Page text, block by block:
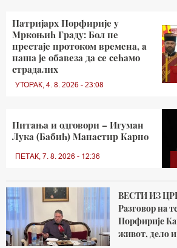
Патријарх Порфирије у
Мркоњић Граду: Бол не
престаје протоком времена, а
наша је обавеза да се сећамо
страдалих
УТОРАК, 4. 8. 2026 - 23:08
Питања и одговори – Игуман
Лука (Бабић) Манастир Карно
ПЕТАК, 7. 8. 2026 - 12:36
ВЕСТИ ИЗ
Разговор на
Порфирије
живот, дело и